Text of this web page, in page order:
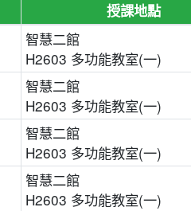
授課地點
智慧二館
H2603 多功能教室(一)
智慧二館
H2603 多功能教室(一)
智慧二館
H2603 多功能教室(一)
智慧二館
H2603 多功能教室(一)